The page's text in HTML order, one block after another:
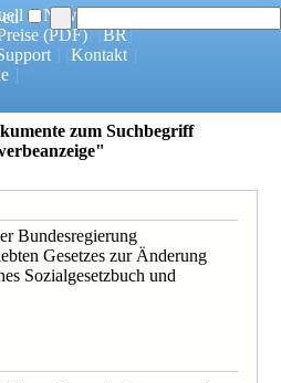
] [News
(PDF)] [BR]
] [ Kontakt]
]
zum Suchbegriff
Bundesregierung
Gesetzes zur Änderung
Sozialgesetzbuch und